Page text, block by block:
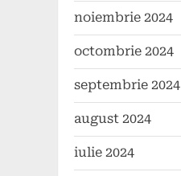
noiembrie 2024
octombrie 2024
septembrie 2024
august 2024
iulie 2024